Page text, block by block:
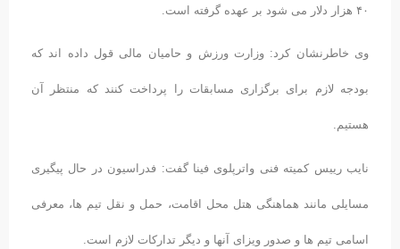
۴۰ هزار دلار می شود بر عهده گرفته است.
وی خاطرنشان کرد: وزارت ورزش و حامیان مالی قول داده اند که
بودجه لازم برای برگزاری مسابقات را پرداخت کنند که منتظر آن
هستیم.
نایب رییس کمیته فنی واترپلوی فینا گفت: فدراسیون در حال پیگیری
مسایلی مانند هماهنگی هتل محل اقامت، حمل و نقل تیم ها، معرفی
اسامی تیم ها و صدور ویزای آنها و دیگر تدارکات لازم است.